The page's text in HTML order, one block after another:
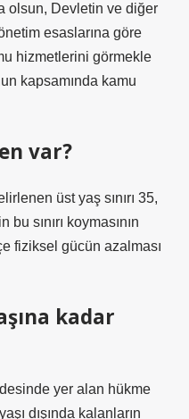
olsun, Devletin ve diğer
esaslarına göre
hizmetlerini görmekle
kapsamında kamu
var?
üst yaş sınırı 35,
bu sınırı koymasının
fiziksel gücün azalması
kadar
yer alan hükme
dışında kalanların